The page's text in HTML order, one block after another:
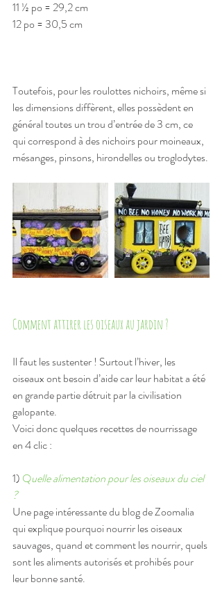
11 ½ po = 29,2 cm
12 po = 30,5 cm
Toutefois, pour les roulottes nichoirs, même si
les dimensions diffèrent, elles possèdent en
général toutes un trou d’entrée de 3 cm, ce
qui correspond à des nichoirs pour moineaux,
mésanges, pinsons, hirondelles ou troglodytes.
Comment attirer les oiseaux au jardin ?
Il faut les sustenter ! Surtout l’hiver, les
oiseaux ont besoin d’aide car leur habitat a été
en grande partie détruit par la civilisation
galopante.
Voici donc quelques recettes de nourrissage
en 4 clic :
1) Quelle alimentation pour les oiseaux du ciel
?
Une page intéressante du blog de Zoomalia
qui explique pourquoi nourrir les oiseaux
sauvages, quand et comment les nourrir, quels
sont les aliments autorisés et prohibés pour
leur bonne santé.